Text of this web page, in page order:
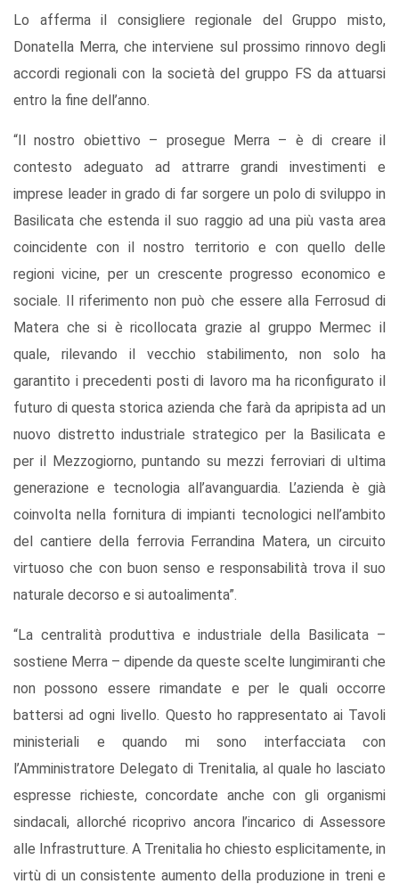
Lo afferma il consigliere regionale del Gruppo misto,
Donatella Merra, che interviene sul prossimo rinnovo degli
accordi regionali con la società del gruppo FS da attuarsi
entro la fine dell’anno.
“Il nostro obiettivo – prosegue Merra – è di creare il
contesto adeguato ad attrarre grandi investimenti e
imprese leader in grado di far sorgere un polo di sviluppo in
Basilicata che estenda il suo raggio ad una più vasta area
coincidente con il nostro territorio e con quello delle
regioni vicine, per un crescente progresso economico e
sociale. Il riferimento non può che essere alla Ferrosud di
Matera che si è ricollocata grazie al gruppo Mermec il
quale, rilevando il vecchio stabilimento, non solo ha
garantito i precedenti posti di lavoro ma ha riconfigurato il
futuro di questa storica azienda che farà da apripista ad un
nuovo distretto industriale strategico per la Basilicata e
per il Mezzogiorno, puntando su mezzi ferroviari di ultima
generazione e tecnologia all’avanguardia. L’azienda è già
coinvolta nella fornitura di impianti tecnologici nell’ambito
del cantiere della ferrovia Ferrandina Matera, un circuito
virtuoso che con buon senso e responsabilità trova il suo
naturale decorso e si autoalimenta”.
“La centralità produttiva e industriale della Basilicata –
sostiene Merra – dipende da queste scelte lungimiranti che
non possono essere rimandate e per le quali occorre
battersi ad ogni livello. Questo ho rappresentato ai Tavoli
ministeriali e quando mi sono interfacciata con
l’Amministratore Delegato di Trenitalia, al quale ho lasciato
espresse richieste, concordate anche con gli organismi
sindacali, allorché ricoprivo ancora l’incarico di Assessore
alle Infrastrutture. A Trenitalia ho chiesto esplicitamente, in
virtù di un consistente aumento della produzione in treni e